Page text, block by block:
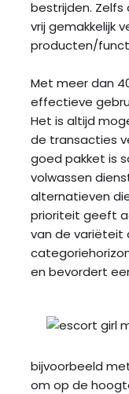
bestrijden. Zelfs
vrij gemakkelijk
producten/
Met meer dan
effectieve
Het is altijd
de transacties
goed pakket is
volwassen
alternatieven
prioriteit geeft
van de variëteit
en bevordert
bijvoorbeeld
om op de